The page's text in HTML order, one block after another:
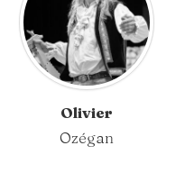
Olivier
Ozégan